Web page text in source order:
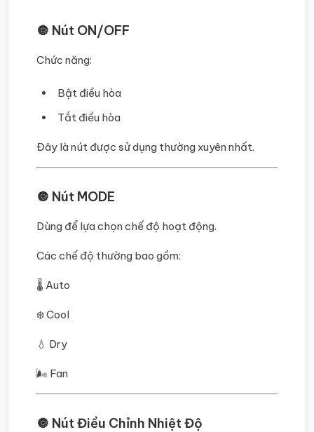
🔘 Nút ON/OFF
Chức năng:
Bật điều hòa
Tắt điều hòa
Đây là nút được sử dụng thường xuyên nhất.
🔘 Nút MODE
Dùng để lựa chọn chế độ hoạt động.
Các chế độ thường bao gồm:
🌡️ Auto
❄️ Cool
💧 Dry
🌬️ Fan
🔘 Nút Điều Chỉnh Nhiệt Độ